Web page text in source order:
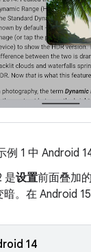
例 1 中 Android
是设置前面叠加
暗。在 Android
14